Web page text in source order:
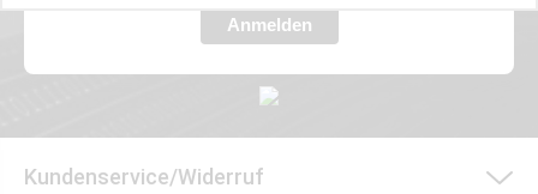
Anmelden
Kundenservice/Widerruf